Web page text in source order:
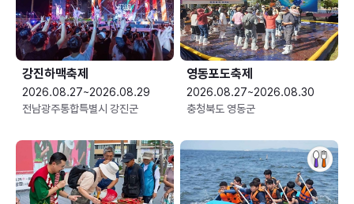
강진하맥축제
2026.08.27~2026.08.29
전남광주통합특별시 강진군
영동포도축제
2026.08.27~2026.08.30
충청북도 영동군